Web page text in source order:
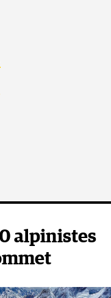
alpinistes